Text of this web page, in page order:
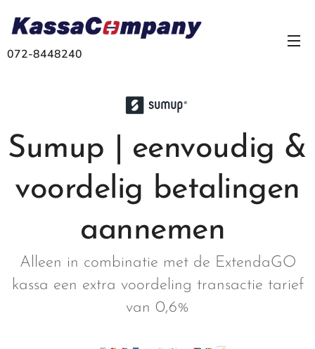
072-8448240
Sumup | eenvoudig &
voordelig betalingen
aannemen
Alleen in combinatie met de ExtendaGO
kassa een extra voordeling transactie tarief
van 0,6%